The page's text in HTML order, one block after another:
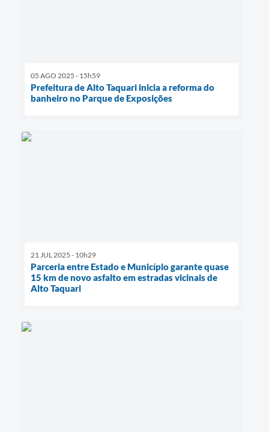
05 AGO 2025 - 15h59
Prefeitura de Alto Taquari inicia a reforma do
banheiro no Parque de Exposições
21 JUL 2025 - 10h29
Parceria entre Estado e Município garante quase
15 km de novo asfalto em estradas vicinais de
Alto Taquari